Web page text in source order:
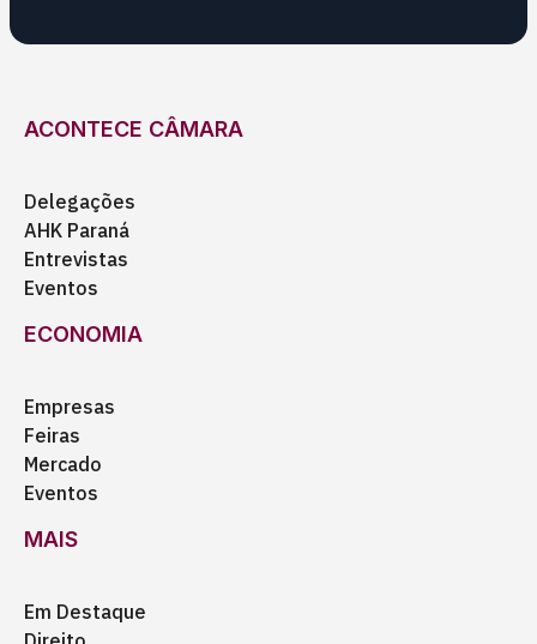
ACONTECE CÂMARA
Delegações
AHK Paraná
Entrevistas
Eventos
ECONOMIA
Empresas
Feiras
Mercado
Eventos
MAIS
Em Destaque